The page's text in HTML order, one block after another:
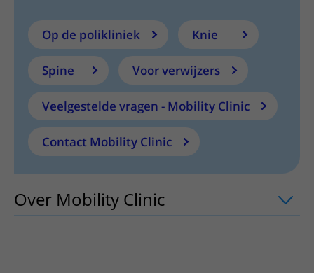
Op de polikliniek Knie
Spine Voor verwijzers
Veelgestelde vragen - Mobility Clinic
Contact Mobility Clinic
Over Mobility Clinic uitklapper, klik